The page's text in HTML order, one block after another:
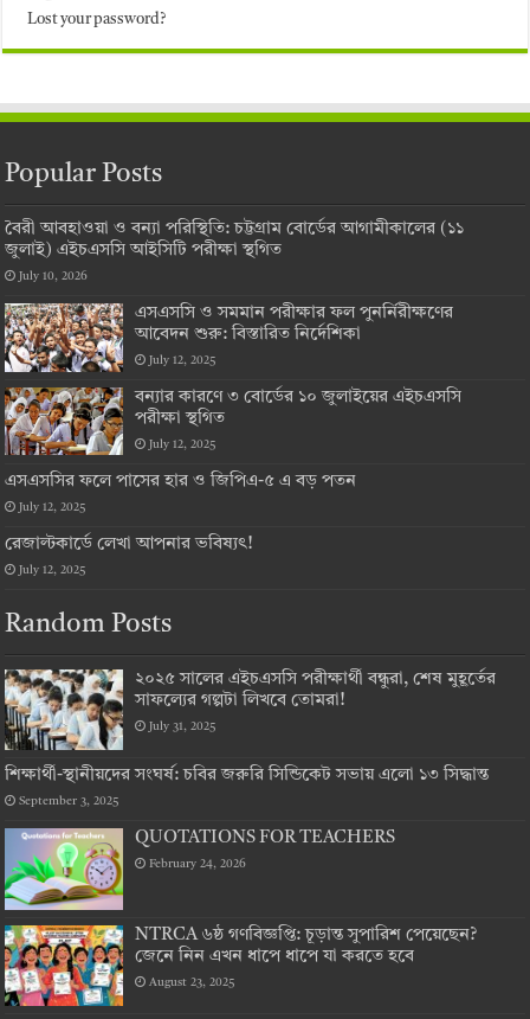
Lost your password?
Popular Posts
বৈরী আবহাওয়া ও বন্যা পরিস্থিতি: চট্টগ্রাম বোর্ডের আগামীকালের (১১
জুলাই) এইচএসসি আইসিটি পরীক্ষা স্থগিত
July 10, 2026
এসএসসি ও সমমান পরীক্ষার ফল পুনর্নিরীক্ষণের
আবেদন শুরু: বিস্তারিত নির্দেশিকা
July 12, 2025
বন্যার কারণে ৩ বোর্ডের ১০ জুলাইয়ের এইচএসসি
পরীক্ষা স্থগিত
July 12, 2025
এসএসসির ফলে পাসের হার ও জিপিএ-৫ এ বড় পতন
July 12, 2025
রেজাল্টকার্ডে লেখা আপনার ভবিষ্যৎ!
July 12, 2025
Random Posts
২০২৫ সালের এইচএসসি পরীক্ষার্থী বন্ধুরা, শেষ মুহূর্তের
সাফল্যের গল্পটা লিখবে তোমরা!
July 31, 2025
শিক্ষার্থী-স্থানীয়দের সংঘর্ষ: চবির জরুরি সিন্ডিকেট সভায় এলো ১৩ সিদ্ধান্ত
September 3, 2025
QUOTATIONS FOR TEACHERS
February 24, 2026
NTRCA ৬ষ্ঠ গণবিজ্ঞপ্তি: চূড়ান্ত সুপারিশ পেয়েছেন?
জেনে নিন এখন ধাপে ধাপে যা করতে হবে
August 23, 2025